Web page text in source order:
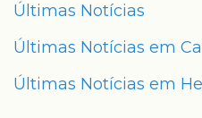
Últimas Notícias
Últimas Notícias em
Últimas Notícias em